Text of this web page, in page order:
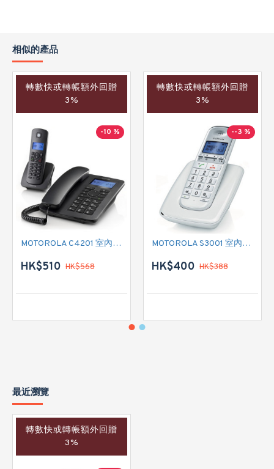
相似的產品
轉數快或轉帳額外回贈
3%
-10 %
MOTOROLA C4201 室內無線電話
HK$510 HK$568
轉數快或轉帳額外回贈
3%
--3 %
MOTOROLA S3001 室內無線電話
HK$400 HK$388
最近瀏覽
轉數快或轉帳額外回贈
3%